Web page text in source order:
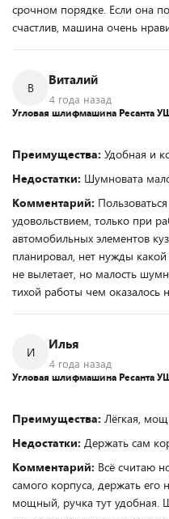
срочном порядке. Если она
счастлив, машина очень
В
Виталий
4 года назад
Угловая шлифмашина Ресанта
Преимущества: Удобная и
Недостатки: Шумновата
Комментарий:
удовольствием, только при
автомобильных элементов
планировал, нет нужды
не вылетает, но малость
тихой работы чем оказалось
И
Илья
4 года назад
Угловая шлифмашина Ресанта
Преимущества: Лёгкая,
Недостатки: Держать сам
Комментарий: Всё считаю
самого корпуса, держать его
мощный, ручка тут удобная.